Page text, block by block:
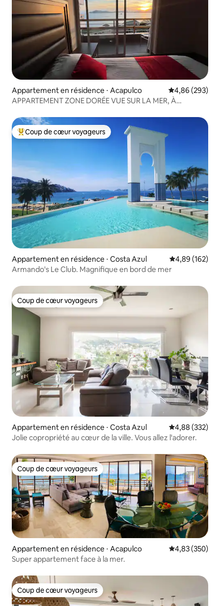
Appartement en résidence ⋅ Acapulco Évaluation
4,86 (293)
APPARTEMENT ZONE DORÉE VUE SUR LA MER, À
Coups de cœur voyageurs les plus appréciés
Coup de cœur voyageurs
Appartement en résidence ⋅ Costa Azul Évaluation
4,89 (162)
Armando's Le Club. Magnifique en bord de mer
Coup de cœur voyageurs
Coup de cœur voyageurs
Appartement en résidence ⋅ Costa Azul Évaluation
4,88 (332)
Jolie copropriété au cœur de la ville. Vous allez l'adorer.
Coup de cœur voyageurs
Coup de cœur voyageurs
Appartement en résidence ⋅ Acapulco Évaluation
4,83 (350)
Super appartement face à la mer.
Coup de cœur voyageurs
Coup de cœur voyageurs